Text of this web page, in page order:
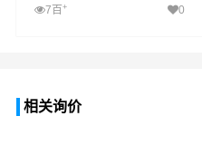
7百 + 0
相关询价